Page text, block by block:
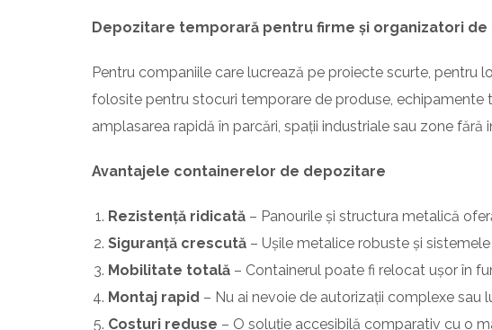
Depozitare temporară pentru firme și organizatori
Pentru companiile care lucrează pe proiecte scurte, pentru
folosite pentru stocuri temporare de produse,
amplasarea rapidă în parcări, spații industriale sau zone
Avantajele containerelor de depozitare
Rezistență ridicată – Panourile și structura metalică
Siguranță crescută – Ușile metalice robuste și
Mobilitate totală – Containerul poate fi relocat ușor în
Montaj rapid – Nu ai nevoie de autorizații complexe sau
Costuri reduse – O soluție accesibilă comparativ cu o